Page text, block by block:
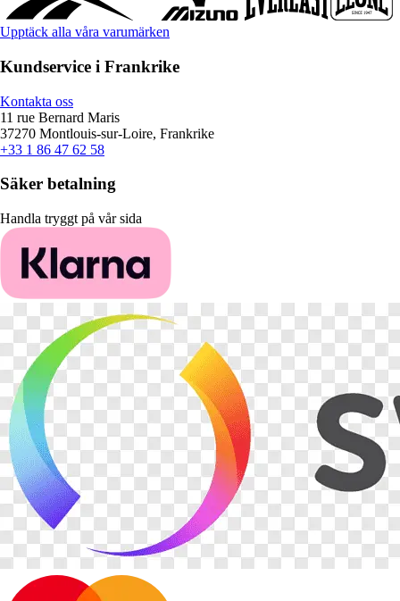
Upptäck alla våra varumärken
Kundservice i Frankrike
Kontakta oss
11 rue Bernard Maris
37270 Montlouis-sur-Loire, Frankrike
+33 1 86 47 62 58
Säker betalning
Handla tryggt på vår sida